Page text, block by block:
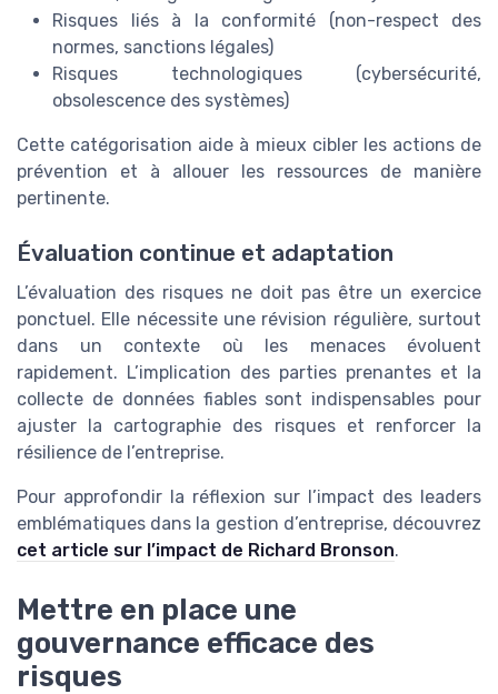
Risques liés à la conformité (non-respect des
normes, sanctions légales)
Risques technologiques (cybersécurité,
obsolescence des systèmes)
Cette catégorisation aide à mieux cibler les actions de
prévention et à allouer les ressources de manière
pertinente.
Évaluation continue et adaptation
L’évaluation des risques ne doit pas être un exercice
ponctuel. Elle nécessite une révision régulière, surtout
dans un contexte où les menaces évoluent
rapidement. L’implication des parties prenantes et la
collecte de données fiables sont indispensables pour
ajuster la cartographie des risques et renforcer la
résilience de l’entreprise.
Pour approfondir la réflexion sur l’impact des leaders
emblématiques dans la gestion d’entreprise, découvrez
cet article sur l’impact de Richard Bronson.
Mettre en place une
gouvernance efficace des
risques